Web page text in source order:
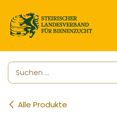
Alle Produkte